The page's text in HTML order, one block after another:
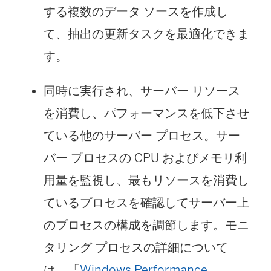
する複数のデータ ソースを作成し
て、抽出の更新タスクを最適化できま
す。
同時に実行され、サーバー リソース
を消費し、パフォーマンスを低下させ
ている他のサーバー プロセス。サー
バー プロセスの CPU およびメモリ利
用量を監視し、最もリソースを消費し
ているプロセスを確認してサーバー上
のプロセスの構成を調節します。 モニ
タリング プロセスの詳細について